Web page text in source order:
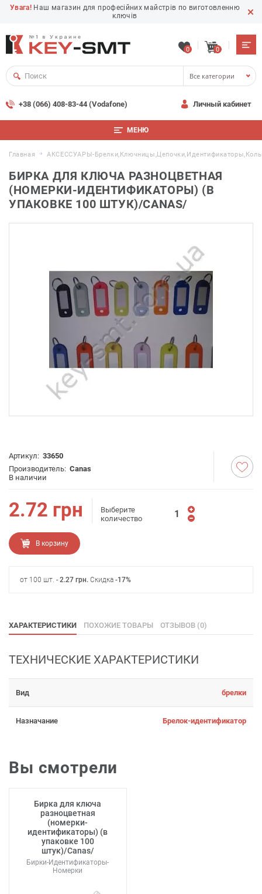
Увага! Наш магазин для професійних майстрів по виготовленню
ключів
0 0
Все категории
+38 (066) 408-83-44 (Vodafone) Личный кабинет
МЕНЮ
Главная АКСЕССУАРЫ-
БИРКА ДЛЯ КЛЮЧА РАЗНОЦВЕТНАЯ
(НОМЕРКИ-ИДЕНТИФИКАТОРЫ) (В
УПАКОВКЕ 100 ШТУК)/CANAS/
Артикул: 33650
Производитель: Canas
В наличии
2.72 грн
Выберите
количество
В корзину
от 100 шт. - 2.27 грн. Скидка -17%
ХАРАКТЕРИСТИКИ ПОХОЖИЕ ТОВАРЫ ОТЗЫВОВ (0)
ТЕХНИЧЕСКИЕ ХАРАКТЕРИСТИКИ
Вид брелки
Назначание Брелок-идентификатор
Вы смотрели
Бирка для ключа
разноцветная
(номерки-
идентификаторы) (в
упаковке 100
штук)/Canas/
Бирки-Идентификаторы-
Номерки